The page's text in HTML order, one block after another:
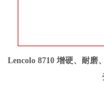
Lencolo 8710 增硬、耐磨